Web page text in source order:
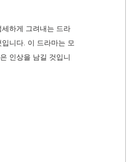
하게 그려내는 드라
니다. 이 드라마는 모
인상을 남길 것입니